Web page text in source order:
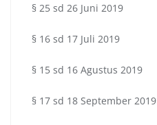
§ 25 sd 26 Juni 2019
§ 16 sd 17 Juli 2019
§ 15 sd 16 Agustus 2019
§ 17 sd 18 September 2019